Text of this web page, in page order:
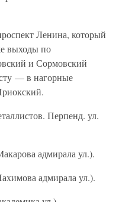
Ленина, который
выходы по
и Сормовский
— в нагорные
Перпенд. ул.
адмирала ул.).
адмирала ул.).